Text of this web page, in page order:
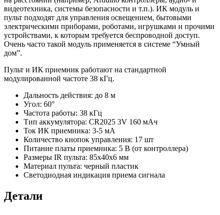
видеотехника, системы безопасности и т.п.). ИК модуль и
пульт подходят для управления освещением, бытовыми
электрическими приборами, роботами, игрушками и прочими
устройствами, к которым требуется беспроводной доступ.
Очень часто такой модуль применяется в системе “Умный
дом”.
Пульт и ИК приемник работают на стандартной
модулированной частоте 38 кГц.
Дальность действия: до 8 м
Угол: 60°
Частота работы: 38 кГц
Тип аккумулятора: CR2025 3V 160 мАч
Ток ИК приемника: 3-5 мА
Количество кнопок управления: 17 шт
Питание платы приемника: 5 В (от контроллера)
Размеры IR пульта: 85x40x6 мм
Материал пульта: черный пластик
Светодиодная индикация приема сигнала
Детали